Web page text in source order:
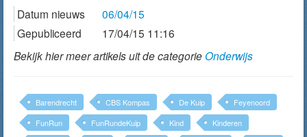
Datum nieuws
06/04/15
Gepubliceerd
17/04/15 11:16
Bekijk hier meer artikels uit de categorieOnderwijs
Barendrecht CBS Kompas De Kuip
Feyenoord
FunRun
FunRundeKuip Kind
Kinderen